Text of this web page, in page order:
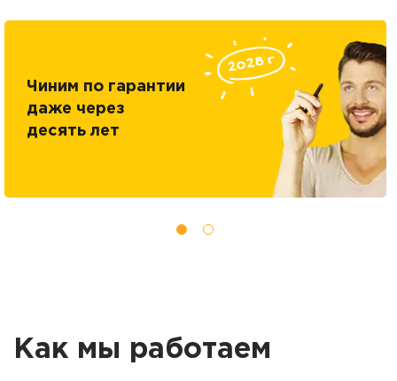
Чиним по гарантии
даже через
десять лет
Как мы работаем